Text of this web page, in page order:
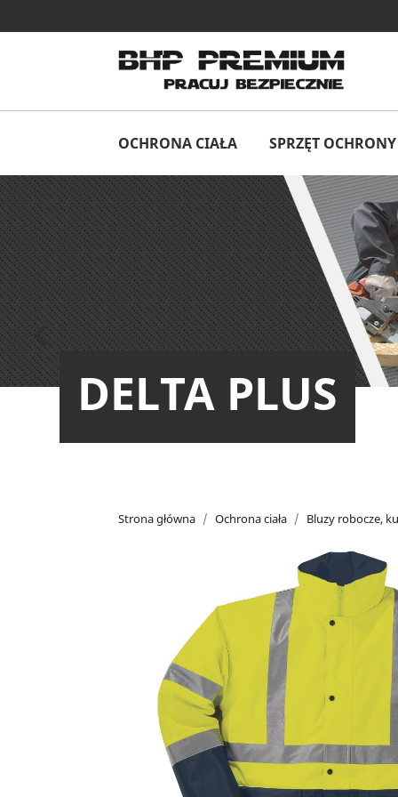
OCHRONA CIAŁA SPRZĘT
DELTA PLUS

Poprzedni
Strona główna Ochrona ciała Bluzy robocze,